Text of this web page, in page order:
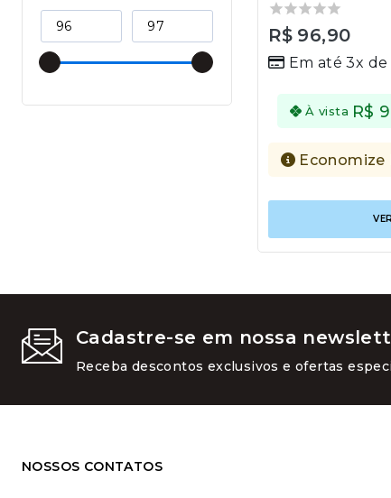
0
of
R$ 96,90
Em até 3x de
À vista R$
Economize
Cadastre-se em nossa
Receba descontos exclusivos e ofertas
NOSSOS CONTATOS